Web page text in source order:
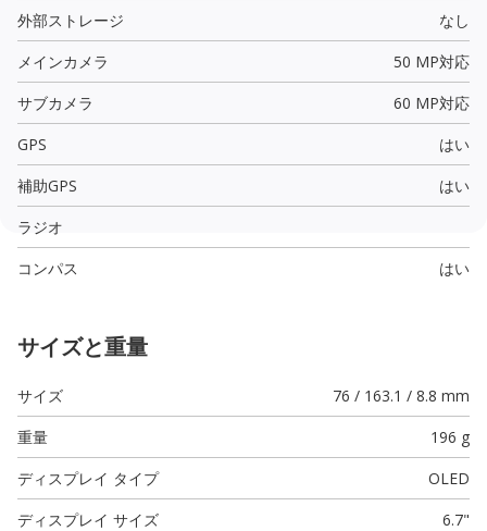
外部ストレージ
なし
メインカメラ
50 MP対応
サブカメラ
60 MP対応
GPS
はい
補助GPS
はい
ラジオ
コンパス
はい
サイズと重量
サイズ
76 / 163.1 / 8.8 mm
重量
196 g
ディスプレイ タイプ
OLED
ディスプレイ サイズ
6.7"